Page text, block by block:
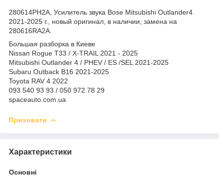
280614PH2A, Усилитель звука Bose Мitsubishi Оutlander4.
2021-2025 г., новый оригинал, в наличии, замена на
280616RA2A.
Большая разборка в Киеве
Nissan Rogue T33 / X-TRAIL 2021 - 2025
Mitsubishi Outlander 4 / PHEV / ES /SEL 2021-2025
Subaru Outback B16 2021-2025
Toyota RAV 4 2022
093 540 93 93 / 050 972 78 29
spaceauto.com.ua
Приховати
Характеристики
Основні